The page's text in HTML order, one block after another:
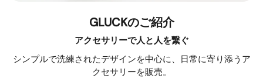
GLUCKのご紹介
アクセサリーで人と人を繋ぐ
シンプルで洗練されたデザインを中心に、日常に寄り添うア
クセサリーを販売。